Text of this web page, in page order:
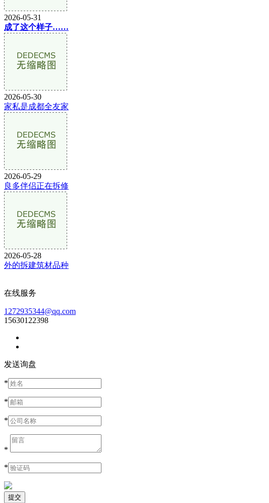
2026-05-31
成了这个样子……
2026-05-30
家私是成都全友家
2026-05-29
良多伴侣正在拆修
2026-05-28
外的拆建筑材品种
在线服务
1272935344@qq.com
15630122398
发送询盘
*
*
*
*
*